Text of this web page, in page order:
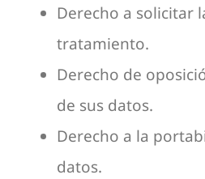
Derecho a solicitar
tratamiento.
Derecho de
de sus datos.
Derecho a la
datos.